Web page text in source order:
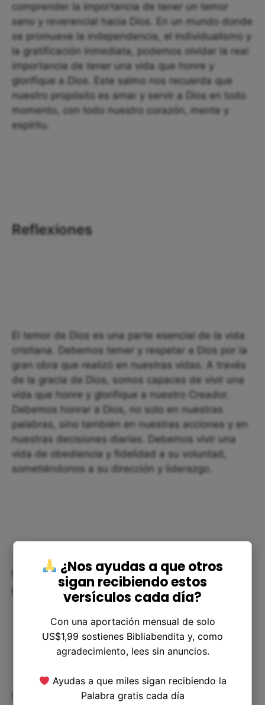
comprender la importancia de tener un temor
sano y reverencial hacia Dios. En un mundo donde
se promueve la independencia, el individualismo y
la gratificación inmediata, podemos olvidar la real
importancia de tener una vida que honre y
glorifique a Dios. Este salmo nos recuerda que
nuestro propósito es amar y servir a Dios en todo
momento, con todo nuestro corazón, mente y
espíritu.
Reflexiones
El temor de Dios es una parte esencial de la vida
cristiana. Debemos temer y respetar a Dios por la
gran obra que realizó en nuestras vidas. A través
de la gracia de Dios, somos capaces de vivir una
vida que honre y glorifique a nuestro Creador.
Debemos honrar a Dios, no solo en nuestras
palabras, sino también en nuestras acciones y en
nuestras decisiones diarias. Debemos vivir una
vida de obediencia y fidelidad a su voluntad,
sometiéndonos a su dirección y liderazgo.
Cómo podemos aplicarlo en
nuestra vida
Podemos aplicar el salmo 33:8 a nuestras vidas a
¿Nos ayudas a que otros
sigan recibiendo estos
versículos cada día?
Con una aportación mensual de solo
US$1,99 sostienes Bibliabendita y, como
agradecimiento, lees sin anuncios.
Ayudas a que miles sigan recibiendo la
Palabra gratis cada día